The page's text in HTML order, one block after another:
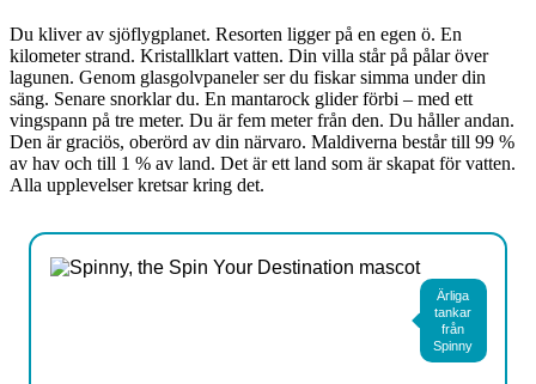
Du kliver av sjöflygplanet. Resorten ligger på en egen ö. En
kilometer strand. Kristallklart vatten. Din villa står på pålar över
lagunen. Genom glasgolvpaneler ser du fiskar simma under din
säng. Senare snorklar du. En mantarock glider förbi – med ett
vingspann på tre meter. Du är fem meter från den. Du håller andan.
Den är graciös, oberörd av din närvaro. Maldiverna består till 99 %
av hav och till 1 % av land. Det är ett land som är skapat för vatten.
Alla upplevelser kretsar kring det.
Ärliga
tankar
från
Spinny